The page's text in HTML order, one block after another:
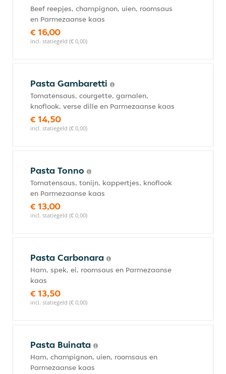
Beef reepjes, champignon, uien, roomsaus
en Parmezaanse kaas
€ 16,00
incl. statiegeld (€ 0,00)
Pasta Gambaretti
Tomatensaus, courgette, garnalen,
knoflook, verse dille en Parmezaanse kaas
€ 14,50
incl. statiegeld (€ 0,00)
Pasta Tonno
Tomatensaus, tonijn, kappertjes, knoflook
en Parmezaanse kaas
€ 13,00
incl. statiegeld (€ 0,00)
Pasta Carbonara
Ham, spek, ei, roomsaus en Parmezaanse
kaas
€ 13,50
incl. statiegeld (€ 0,00)
Pasta Buinata
Ham, champignon, uien, roomsaus en
Parmezaanse kaas